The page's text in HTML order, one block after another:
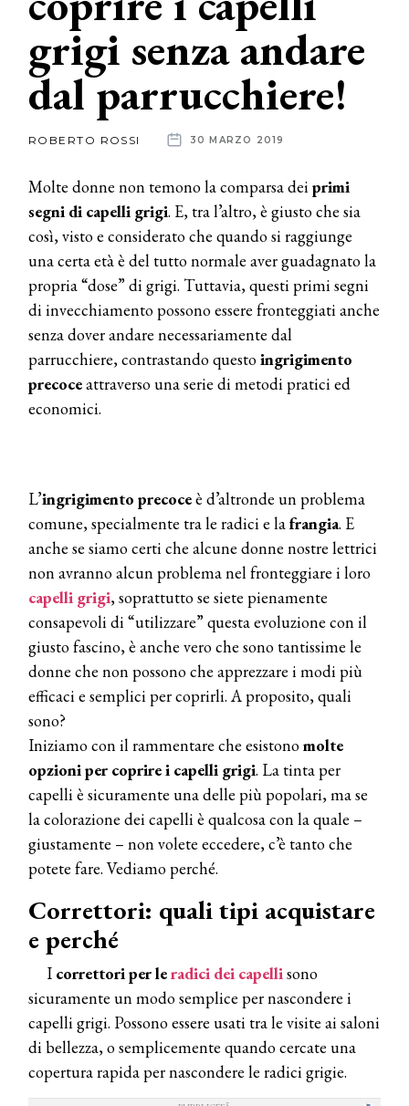
News
dalle
aziende
grigi senza andare
dal parrucchiere!
ROBERTO ROSSI 30 MARZO 2019
Molte donne non temono la comparsa deiprimi
segni di capelli grigi. E, tra l’altro, è giusto che sia
così, visto e considerato che quando si raggiunge
una certa età è del tutto normale aver guadagnato la
propria “dose” di grigi. Tuttavia, questi primi segni
di invecchiamento possono essere fronteggiati anche
senza dover andare necessariamente dal
parrucchiere, contrastando questoingrigimento
precoceattraverso una serie di metodi pratici ed
economici.
L’ingrigimento precoceè d’altronde un problema
comune, specialmente tra le radici e lafrangia. E
anche se siamo certi che alcune donne nostre lettrici
non avranno alcun problema nel fronteggiare i loro
capelli grigi, soprattutto se siete pienamente
consapevoli di “utilizzare” questa evoluzione con il
giusto fascino, è anche vero che sono tantissime le
donne che non possono che apprezzare i modi più
efficaci e semplici per coprirli. A proposito, quali
sono?
Iniziamo con il rammentare che esistonomolte
opzioni per coprire i capelli grigi. La tinta per
capelli è sicuramente una delle più popolari, ma se
la colorazione dei capelli è qualcosa con la quale –
giustamente – non volete eccedere, c’è tanto che
potete fare. Vediamo perché.
Correttori: quali tipi acquistare
e perché
I correttori per leradici dei capellisono
sicuramente un modo semplice per nascondere i
capelli grigi. Possono essere usati tra le visite ai saloni
di bellezza, o semplicemente quando cercate una
copertura rapida per nascondere le radici grigie.